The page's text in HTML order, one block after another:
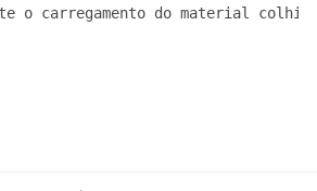
o carregamento do material
pela cotação deste item. Você acha que